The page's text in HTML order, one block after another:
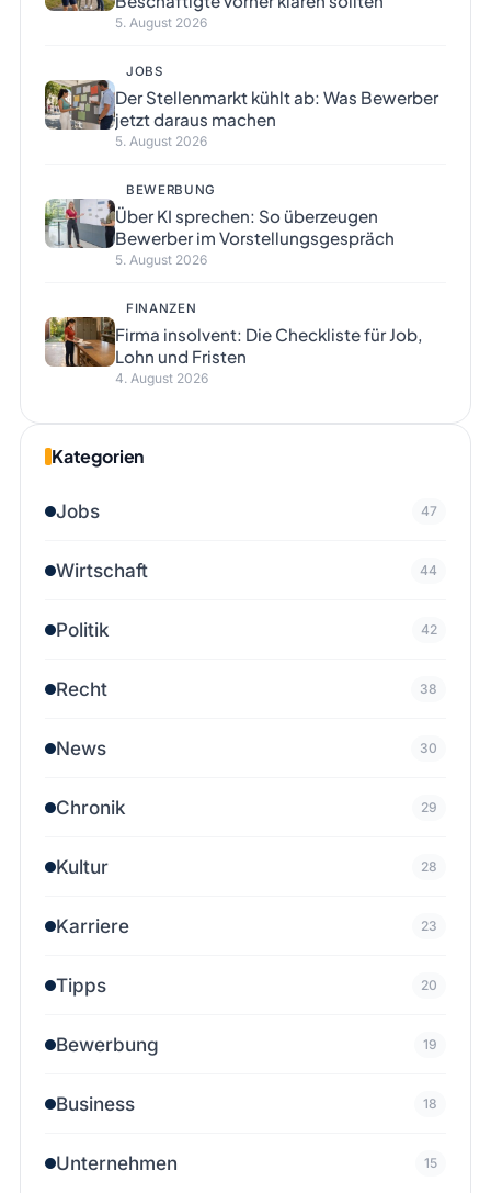
5. August 2026
JOBS
Der Stellenmarkt kühlt ab: Was Bewerber
jetzt daraus machen
5. August 2026
BEWERBUNG
Über KI sprechen: So überzeugen
Bewerber im Vorstellungsgespräch
5. August 2026
FINANZEN
Firma insolvent: Die Checkliste für Job,
Lohn und Fristen
4. August 2026
Kategorien
Jobs 47
Wirtschaft 44
Politik 42
Recht 38
News 30
Chronik 29
Kultur 28
Karriere 23
Tipps 20
Bewerbung 19
Business 18
Unternehmen 15